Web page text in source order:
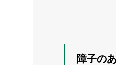
障子の